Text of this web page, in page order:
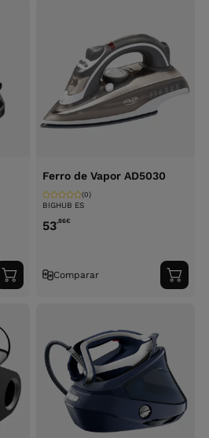
Adicionar
ao
Ferro de Vapor AD5030
BIGHUB ES
(0)
53,86€
Comparar
ao